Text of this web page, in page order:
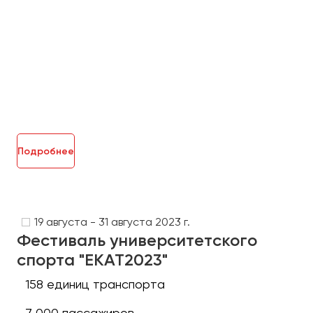
Подробнее
19 августа - 31 августа 2023 г.
Фестиваль университетского
спорта "ЕКАТ2023"
158 единиц транспорта